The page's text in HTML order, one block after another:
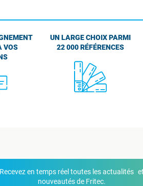
VOS
UN LARGE CHOIX PARMI
22 000 RÉFÉRENCES
Recevez en temps réel toutes les actualités et
nouveautés de Fritec.